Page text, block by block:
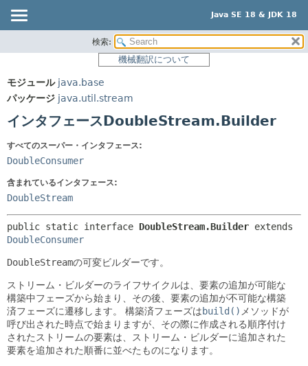
Java SE 18 & JDK 18
パッケージ
使用
ツリー
新規
非推奨
索引
ヘルプ
サマリー:
ネスト済
メソッド
メソッド
検索:
機械翻訳について
モジュール java.base
パッケージ java.util.stream
インタフェースDoubleStream.Builder
すべてのスーパー・インタフェース:
DoubleConsumer
含まれているインタフェース:
DoubleStream
public static interface DoubleStream.Builder
DoubleConsumer
DoubleStreamの可変ビルダーです。
ストリーム・ビルダーのライフサイクルは、要素の追加が可能な
構築中フェーズから始まり、その後、要素の追加が不可能な構築
済フェーズに遷移します。
構築済フェーズはbuild() メソッドが
呼び出された時点で始まりますが、その際に作成される順序付け
されたストリームの要素は、ストリーム・ビルダーに追加された
要素を追加された順番に並べたものになります。